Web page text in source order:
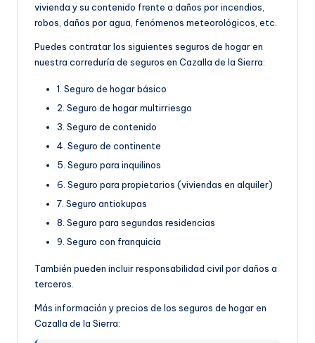
vivienda y su contenido frente a daños por incendios,
robos, daños por agua, fenómenos meteorológicos, etc.
Puedes contratar los siguientes seguros de hogar en
nuestra correduría de seguros en Cazalla de la Sierra:
1. Seguro de hogar básico
2. Seguro de hogar multirriesgo
3. Seguro de contenido
4. Seguro de continente
5. Seguro para inquilinos
6. Seguro para propietarios (viviendas en alquiler)
7. Seguro antiokupas
8. Seguro para segundas residencias
9. Seguro con franquicia
También pueden incluir responsabilidad civil por daños a
terceros.
Más información y precios de los seguros de hogar en
Cazalla de la Sierra: